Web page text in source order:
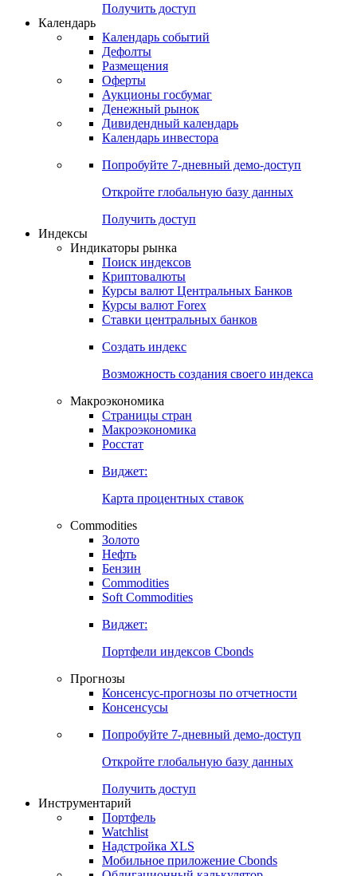
Получить доступ
Календарь
Календарь событий
Дефолты
Размещения
Оферты
Аукционы госбумаг
Денежный рынок
Дивидендный календарь
Календарь инвестора
Попробуйте 7-дневный демо-доступ
Откройте глобальную базу данных
Получить доступ
Индексы
Индикаторы рынка
Поиск индексов
Криптовалюты
Курсы валют Центральных Банков
Курсы валют Forex
Ставки центральных банков
Создать индекс
Возможность создания своего индекса
Макроэкономика
Страницы стран
Макроэкономика
Росстат
Виджет:
Карта процентных ставок
Commodities
Золото
Нефть
Бензин
Commodities
Soft Commodities
Виджет:
Портфели индексов Cbonds
Прогнозы
Консенсус-прогнозы по отчетности
Консенсусы
Попробуйте 7-дневный демо-доступ
Откройте глобальную базу данных
Получить доступ
Инструментарий
Портфель
Watchlist
Надстройка XLS
Мобильное приложение Cbonds